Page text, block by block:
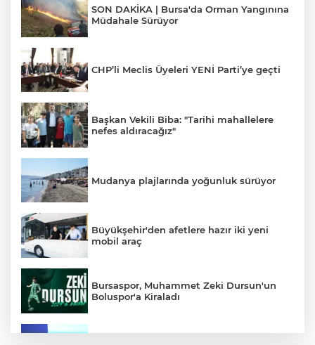
SON DAKİKA | Bursa'da Orman Yangınına
Müdahale Sürüyor
CHP’li Meclis Üyeleri YENİ Parti’ye geçti
Başkan Vekili Biba: "Tarihi mahallelere
nefes aldıracağız"
Mudanya plajlarında yoğunluk sürüyor
Büyükşehir'den afetlere hazır iki yeni
mobil araç
Bursaspor, Muhammet Zeki Dursun'un
Boluspor'a Kiraladı